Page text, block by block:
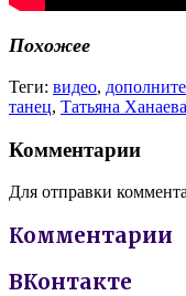
Похожее
Теги: видео,
танец, Татьяна Ханаева
Комментарии
Для отправки
Комментарии
ВКонтакте